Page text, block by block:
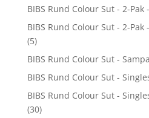
BIBS Rund Colour Sut - 2-Pak
BIBS Rund Colour Sut - 2-
(5)
BIBS Rund Colour Sut -
BIBS Rund Colour Sut -
BIBS Rund Colour Sut -
(30)